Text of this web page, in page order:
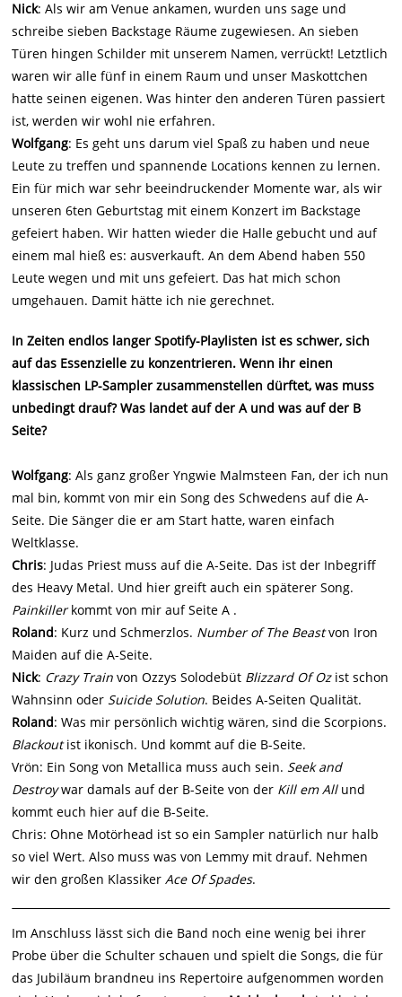
Nick: Als wir am Venue ankamen, wurden uns sage und
schreibe sieben Backstage Räume zugewiesen. An sieben
Türen hingen Schilder mit unserem Namen, verrückt! Letztlich
waren wir alle fünf in einem Raum und unser Maskottchen
hatte seinen eigenen. Was hinter den anderen Türen passiert
ist, werden wir wohl nie erfahren.
Wolfgang: Es geht uns darum viel Spaß zu haben und neue
Leute zu treffen und spannende Locations kennen zu lernen.
Ein für mich war sehr beeindruckender Momente war, als wir
unseren 6ten Geburtstag mit einem Konzert im Backstage
gefeiert haben. Wir hatten wieder die Halle gebucht und auf
einem mal hieß es: ausverkauft. An dem Abend haben 550
Leute wegen und mit uns gefeiert. Das hat mich schon
umgehauen. Damit hätte ich nie gerechnet.
In Zeiten endlos langer Spotify-Playlisten ist es schwer, sich
auf das Essenzielle zu konzentrieren. Wenn ihr einen
klassischen LP-Sampler zusammenstellen dürftet, was muss
unbedingt drauf? Was landet auf der A und was auf der B
Seite?
Wolfgang: Als ganz großer Yngwie Malmsteen Fan, der ich nun
mal bin, kommt von mir ein Song des Schwedens auf die A-
Seite. Die Sänger die er am Start hatte, waren einfach
Weltklasse.
Chris: Judas Priest muss auf die A-Seite. Das ist der Inbegriff
des Heavy Metal. Und hier greift auch ein späterer Song.
Painkillerkommt von mir auf Seite A .
Roland: Kurz und Schmerzlos. Number of The Beastvon Iron
Maiden auf die A-Seite.
Nick: Crazy Train von Ozzys Solodebüt Blizzard Of Ozist schon
Wahnsinn oder Suicide Solution. Beides A-Seiten Qualität.
Roland: Was mir persönlich wichtig wären, sind die Scorpions.
Blackoutist ikonisch. Und kommt auf die B-Seite.
Vrön: Ein Song von Metallica muss auch sein. Seek and
Destroywar damals auf der B-Seite von der Kill em Allund
kommt euch hier auf die B-Seite.
Chris: Ohne Motörhead ist so ein Sampler natürlich nur halb
so viel Wert. Also muss was von Lemmy mit drauf. Nehmen
wir den großen KlassikerAce Of Spades.
Im Anschluss lässt sich die Band noch eine wenig bei ihrer
Probe über die Schulter schauen und spielt die Songs, die für
das Jubiläum brandneu ins Repertoire aufgenommen worden